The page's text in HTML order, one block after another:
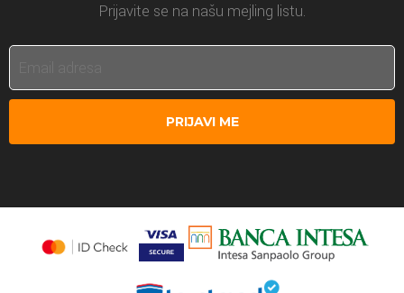
Prijavite se na našu mejling listu.
PRIJAVI ME